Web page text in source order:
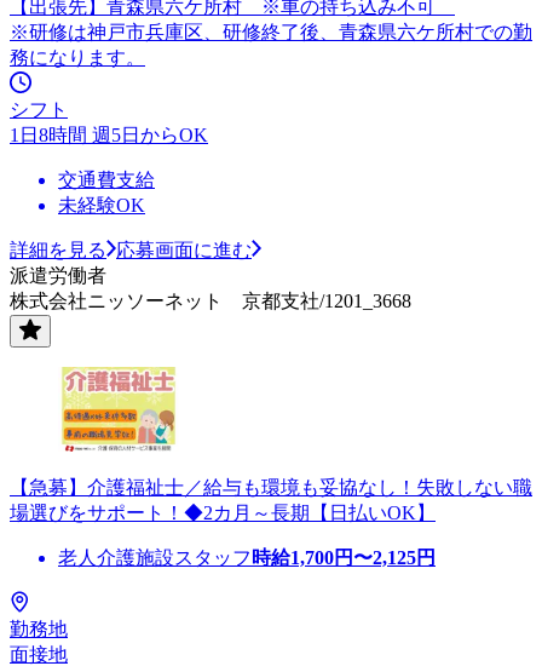
【出張先】青森県六ケ所村 ※車の持ち込み不可
※研修は神戸市兵庫区、研修終了後、青森県六ケ所村での勤
務になります。
シフト
1日8時間 週5日からOK
交通費支給
未経験OK
詳細を見る
応募画面に進む
派遣労働者
株式会社ニッソーネット 京都支社/1201_3668
【急募】介護福祉士／給与も環境も妥協なし！失敗しない職
場選びをサポート！◆2カ月～長期【日払いOK】
老人介護施設スタッフ 時給1,700円〜2,125円
勤務地
面接地